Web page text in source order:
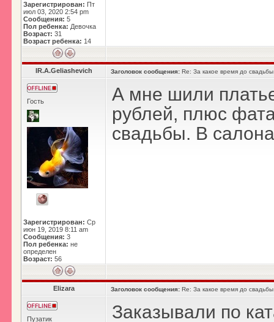
Зарегистрирован: Пт
июл 03, 2020 2:54 pm
Сообщения: 5
Пол ребенка: Девочка
Возраст: 31
Возраст ребенка: 14
IR.A.Geliashevich Заголовок сообщения: Re: За какое время до
Гость
Зарегистрирован: Ср
июн 19, 2019 8:11 am
Сообщения: 3
Пол ребенка: не
определен
Возраст: 56
А мне шили
рублей, плюс
свадьбы. В
Elizara Заголовок сообщения: Re: За какое время до
Пузатик Заказывали по